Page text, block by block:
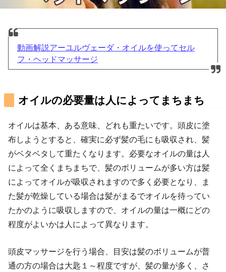
動画解説アーユルヴェーダ・オイルを使ってセル
フ・ヘッドマッサージ
オイルの必要量は人によってまちまち
オイルは基本、ある意味、どれも重たいです。頭皮に塗
布しようとすると、確実に必ず髪の毛にも吸収され、髪
がベタベタして重たくなります。必要なオイルの量は人
によって全くまちまちで、髪のボリュームが多い方は髪
によってオイルが吸収されますので多く必要となり、ま
た髪が乾燥している場合は髪がまるでオイルを待ってい
たかのように吸収しますので、オイルの量は一概にどの
程度がよいかは人によって異なります。
頭皮マッサージを行う場合、目安は髪のボリュームが普
通の方の場合は大匙１～程度ですが、髪の量が多く、さ